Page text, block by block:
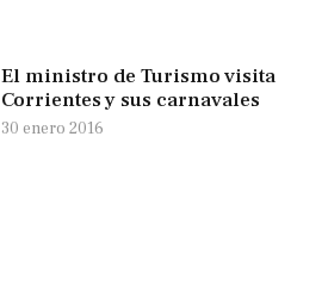
El ministro de Turismo visita
Corrientes y sus carnavales
30 enero 2016